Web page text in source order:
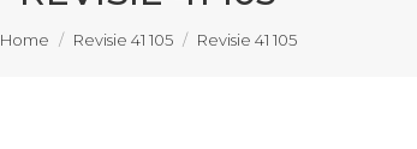
Je bent hier:
Home Revisie 41 105 Revisie 41 105